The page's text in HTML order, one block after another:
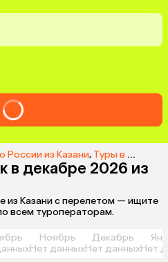
России из Казани, Туры в Кисловодск из Казани
в декабре 2026 из
из Казани с перелетом — ищите
всем туроператорам.
Ноябрь
Нет данных
Декабрь
Нет данныхНет